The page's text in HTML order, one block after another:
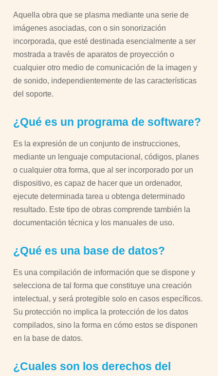
Aquella obra que se plasma mediante una serie de
imágenes asociadas, con o sin sonorización
incorporada, que esté destinada esencialmente a ser
mostrada a través de aparatos de proyección o
cualquier otro medio de comunicación de la imagen y
de sonido, independientemente de las características
del soporte.
¿Qué es un programa de software?
Es la expresión de un conjunto de instrucciones,
mediante un lenguaje computacional, códigos, planes
o cualquier otra forma, que al ser incorporado por un
dispositivo, es capaz de hacer que un ordenador,
ejecute determinada tarea u obtenga determinado
resultado. Este tipo de obras comprende también la
documentación técnica y los manuales de uso.
¿Qué es una base de datos?
Es una compilación de información que se dispone y
selecciona de tal forma que constituye una creación
intelectual, y será protegible solo en casos específicos.
Su protección no implica la protección de los datos
compilados, sino la forma en cómo estos se disponen
en la base de datos.
¿Cuales son los derechos del